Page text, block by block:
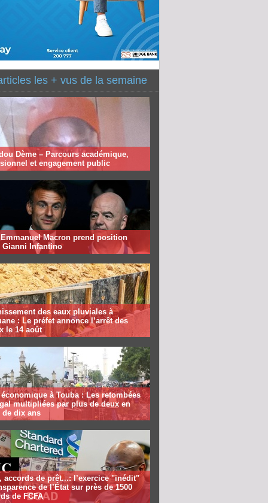
les + vus de la semaine
Dème – Parcours académique,
et engagement public
Emmanuel Macron prend position
Gianni Infantino
des eaux pluviales à
: Le préfet annonce l’arrêt des
le 14 août
à Touba : Les retombées
multipliées par plus de deux en
dix ans
accords de prêt...: l’exercice "inédit"
de l’État sur près de 1500
de FCFA